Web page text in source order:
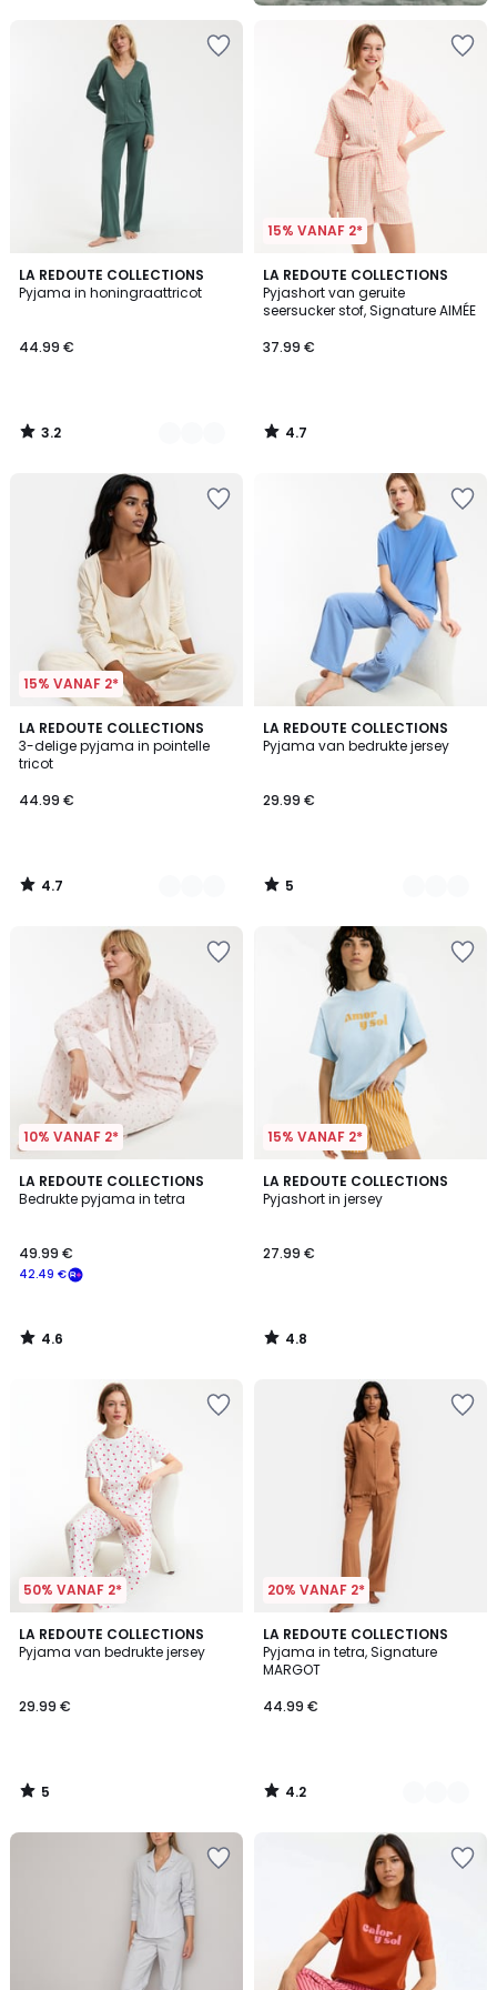
LA REDOUTE COLLECTIONS
Pyjama in honingraattricot
44.99 €
3.2
/ 5
2
Kleuren
3.2
/
15% VANAF 2*
LA REDOUTE COLLECTIONS
Pyjashort van geruite
seersucker stof, Signature AIMÉE
37.99 €
4.7
/ 5
4.7
/
15% VANAF 2*
LA REDOUTE COLLECTIONS
3-delige pyjama in pointelle
tricot
44.99 €
4.7
/ 5
2
Kleuren
4.7
/
LA REDOUTE COLLECTIONS
Pyjama van bedrukte jersey
29.99 €
5
/
2
Kleuren
5
/
10% VANAF 2*
LA REDOUTE COLLECTIONS
Bedrukte pyjama in tetra
42.49 €
49.99 €
4.6
/ 5
4.6
/
15% VANAF 2*
LA REDOUTE COLLECTIONS
Pyjashort in jersey
27.99 €
4.8
/ 5
4.8
/
50% VANAF 2*
LA REDOUTE COLLECTIONS
Pyjama van bedrukte jersey
29.99 €
5
/
5
/
20% VANAF 2*
LA REDOUTE COLLECTIONS
Pyjama in tetra, Signature
MARGOT
44.99 €
4.2
/ 5
4
Kleuren
4.2
/